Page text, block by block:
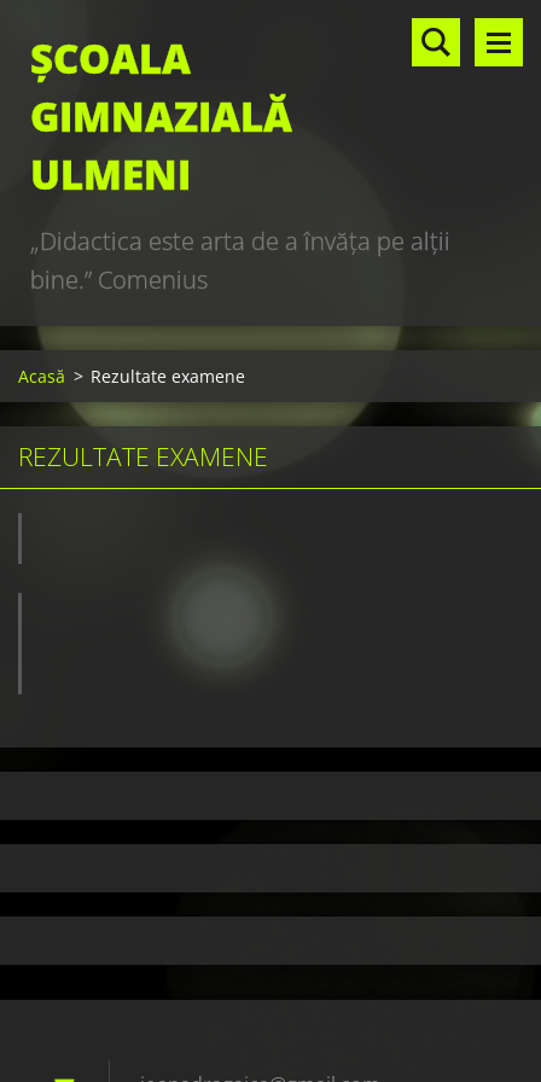
ȘCOALA
GIMNAZIALĂ
ULMENI
„Didactica este arta de a învăţa pe alţii
bine.” Comenius
Acasă > Rezultate examene
REZULTATE EXAMENE